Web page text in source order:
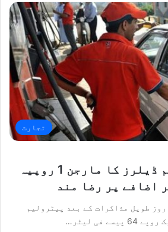
تجارت
حکومت پیٹرولیم ڈیلرز کا مارجن 1 روپیہ
طویل مذاکرات کے بعد پیٹرولیم
فی لیٹر…